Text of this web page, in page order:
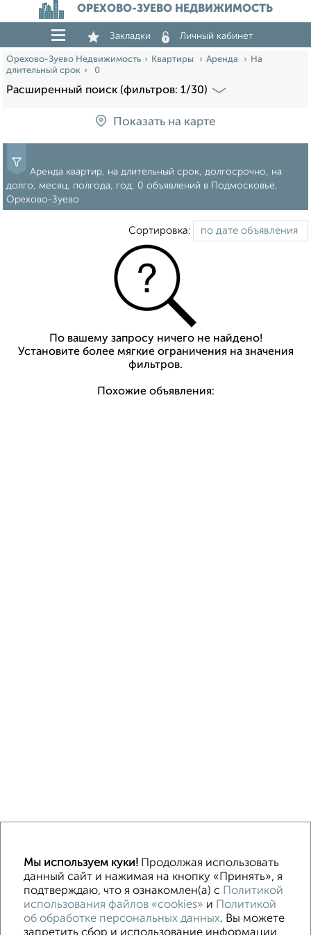
ОРЕХОВО-ЗУЕВО НЕДВИЖИМОСТЬ
Закладки Личный кабинет
Орехово-Зуево Недвижимость Квартиры Аренда
На
длительный срок
0
Расширенный поиск (фильтров: 1/30)
Показать на карте
Аренда квартир, на длительный срок, долгосрочно, на
долго, месяц, полгода, год, 0 объявлений в Подмосковье,
Орехово-Зуево
Сортировка:
По вашему запросу ничего не найдено!
Установите более мягкие ограничения на значения
фильтров.
Похожие объявления:
Однокомнатные Двухкомнатные
Без посредников
На длительный срок На сутки Без мебели
Контакты
Политика конфиденциальности
Пользовательское соглашение
Орехово-Зуево, улица Ленина 97
Мы используем куки! Продолжая использовать
данный сайт и нажимая на кнопку «Принять», я
подтверждаю, что я ознакомлен(а) с Политикой
использования файлов «cookies» и Политикой
об обработке персональных данных. Вы можете